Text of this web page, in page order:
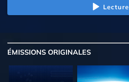
Lecture
ÉMISSIONS ORIGINALES